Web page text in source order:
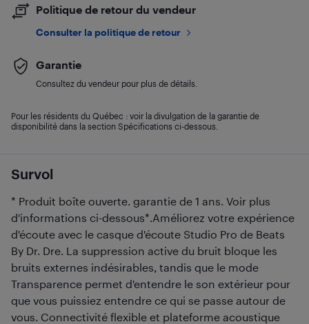
Survol
* Produit boîte ouverte. garantie de 1 ans. Voir plus
d'informations ci-dessous*.Améliorez votre expérience
d'écoute avec le casque d'écoute Studio Pro de Beats
By Dr. Dre. La suppression active du bruit bloque les
bruits externes indésirables, tandis que le mode
Transparence permet d'entendre le son extérieur pour
que vous puissiez entendre ce qui se passe autour de
vous. Connectivité flexible et plateforme acoustique
Politique de retour du vendeur
Consulter la politique de retour
Garantie
Consultez du vendeur pour plus de détails.
Pour les résidents du Québec : voir la divulgation de la garantie de
disponibilité dans la section Spécifications ci-dessous.